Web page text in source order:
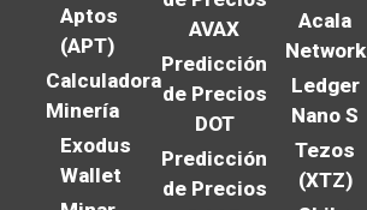
Aptos
(APT)
Calculadora
Minería
Exodus
Wallet
AVAX
Predicción
de Precios
DOT
Predicción
de Precios
Acala
Network
Ledger
Nano S
Tezos
(XTZ)